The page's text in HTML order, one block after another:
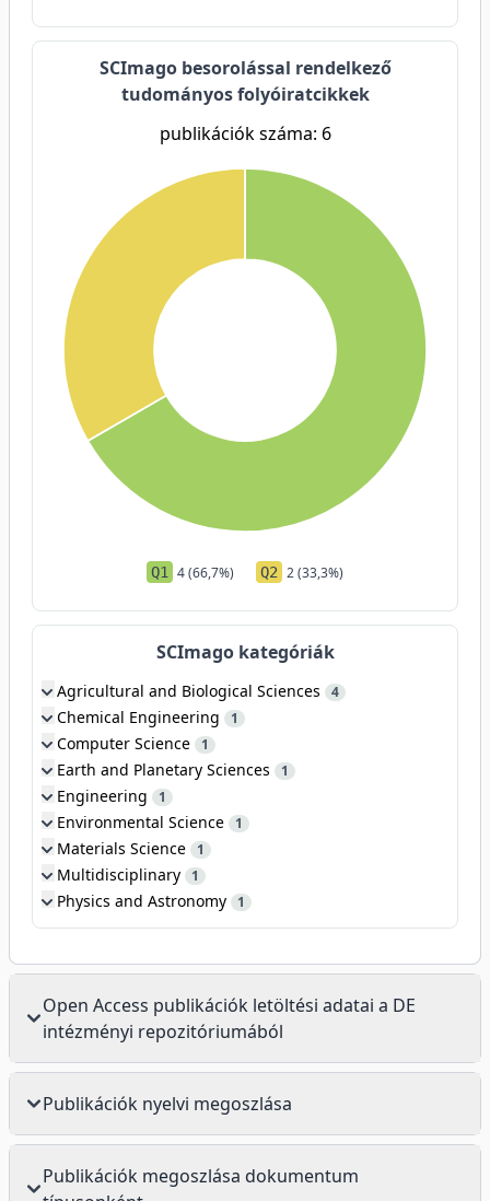
SCImago besorolással rendelkező
tudományos folyóiratcikkek
publikációk száma: 6
Q1 4 (66,7%) Q2 2 (33,3%)
SCImago kategóriák
Agricultural and Biological Sciences 4
Chemical Engineering 1
Computer Science 1
Earth and Planetary Sciences 1
Engineering 1
Environmental Science 1
Materials Science 1
Multidisciplinary 1
Physics and Astronomy 1
Open Access publikációk letöltési adatai a DE
intézményi repozitóriumából
Publikációk nyelvi megoszlása
Publikációk megoszlása dokumentum